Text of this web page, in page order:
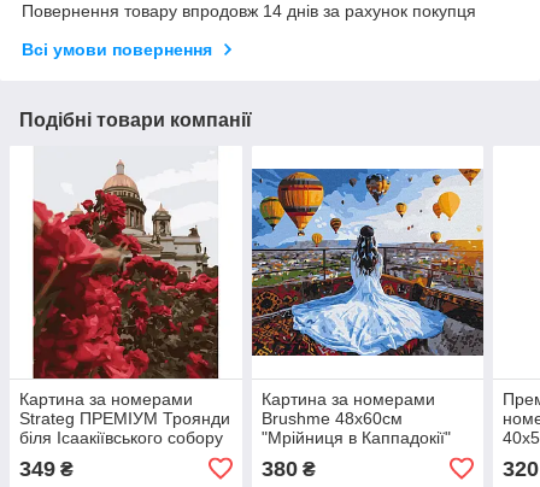
Повернення товару впродовж 14 днів за рахунок покупця
Всі умови повернення
Подібні товари компанії
Картина за номерами
Strateg ПРЕМІУМ Троянди
біля Ісаакіївського собору
з лаком розміром 40х50
см (GS1241)
349 ₴
Картина за номерами
Brushme 48x60см
"Мрійниця в Каппадокії"
380₴ 320